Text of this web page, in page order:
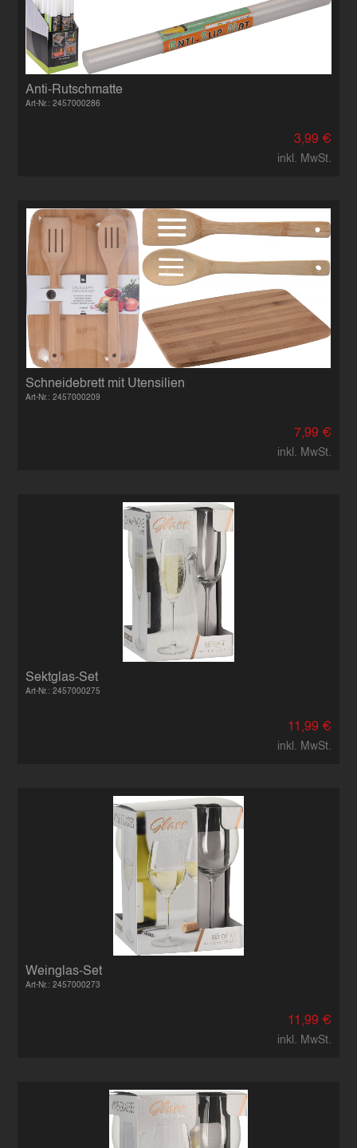
Anti-Rutschmatte
Art-Nr.: 2457000286
3,99 €
inkl. MwSt.
Schneidebrett mit Utensilien
Art-Nr.: 2457000209
7,99 €
inkl. MwSt.
Sektglas-Set
Art-Nr.: 2457000275
11,99 €
inkl. MwSt.
Weinglas-Set
Art-Nr.: 2457000273
11,99 €
inkl. MwSt.